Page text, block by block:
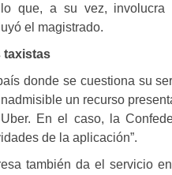
que, a su vez,
el magistrado.
taxistas
donde se cuestiona su
un recurso
En el caso, la
de la aplicación”.
también da el servicio